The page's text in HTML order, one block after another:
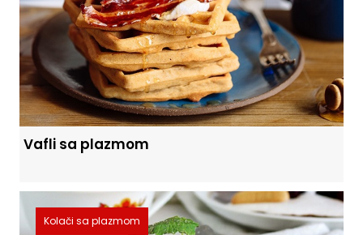
Vafli sa plazmom
Kolači sa plazmom